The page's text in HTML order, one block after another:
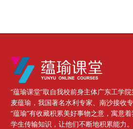
版块
“蕴瑜课堂”取自我校前身主体广东工学
麦蕴瑜，我国著名水利专家、南沙接收专
“蕴瑜”有收藏积累美好事物之意，寓意
学生传输知识，让他们不断地积累能力。